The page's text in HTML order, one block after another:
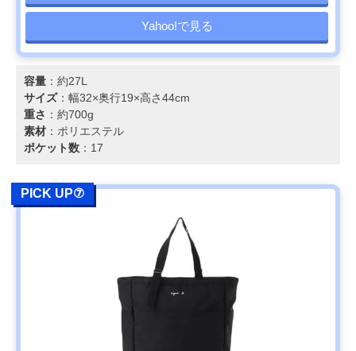
Yahoo!で見る
容量 ：約27L
サイズ：幅32×奥行19×高さ44cm
重さ ：約700g
素材 ：ポリエステル
ポケット数 ：17
PICK UP⑦